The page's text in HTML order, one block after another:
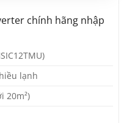
chính hãng nhập
lạnh
20m²)